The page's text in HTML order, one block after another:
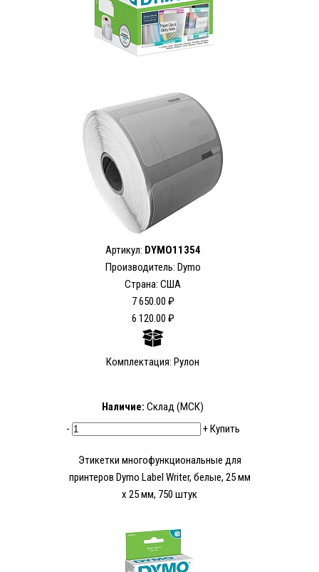
Артикул: DYMO11354
Производитель: Dymo
Страна: США
7 650.00 ₽
6 120.00 ₽
Комплектация: Рулон
Наличие: Склад (МСК)
-
+Купить
Этикетки многофункциональные для
принтеров Dymo Label Writer, белые, 25 мм
х 25 мм, 750 штук